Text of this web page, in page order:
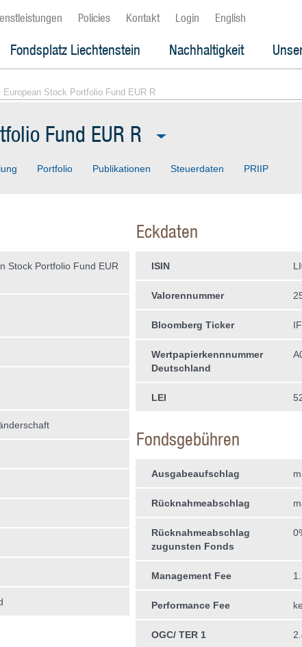
Policies Kontakt Login English
Fondsplatz Liechtenstein Nachhaltigkeit
Stock Portfolio Fund EUR R
Fund EUR R
Portfolio Publikationen Steuerdaten PRIIP
Stock Portfolio Fund EUR
Eckdaten
ISIN
Valorennummer
Bloomberg Ticker
Wertpapierkennnummer
Deutschland
LEI
Fondsgebühren
Ausgabeaufschlag
Rücknahmeabschlag
Rücknahmeabschlag
zugunsten Fonds
Management Fee
Performance Fee
OGC/ TER 1